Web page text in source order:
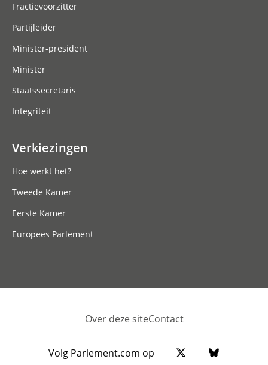
Fractievoorzitter
Partijleider
Minister-president
Minister
Staatssecretaris
Integriteit
Verkiezingen
Hoe werkt het?
Tweede Kamer
Eerste Kamer
Europees Parlement
Footer
Over deze siteContact
Volg Parlement.com op